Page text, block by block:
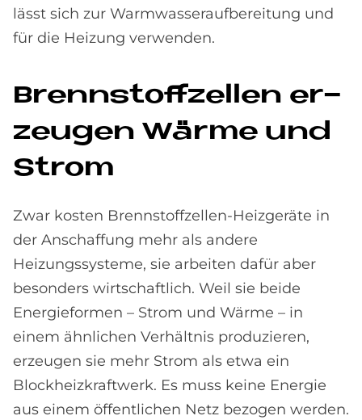
lässt sich zur Warmwasseraufbereitung und
für die Heizung verwenden.
Brenn­stoff­zel­len er­
zeu­gen Wär­me und
Strom
Zwar kosten Brennstoffzellen-Heizgeräte in
der Anschaffung mehr als andere
Heizungssysteme, sie arbeiten dafür aber
besonders wirtschaftlich. Weil sie beide
Energieformen – Strom und Wärme – in
einem ähnlichen Verhältnis produzieren,
erzeugen sie mehr Strom als etwa ein
Blockheizkraftwerk. Es muss keine Energie
aus einem öffentlichen Netz bezogen werden.